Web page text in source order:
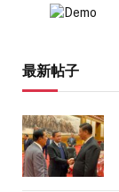
最新帖子